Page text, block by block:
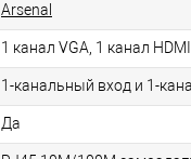
Arsenal
1 канал VGA, 1 канал HDMI
1-канальный вход и 1-
Да